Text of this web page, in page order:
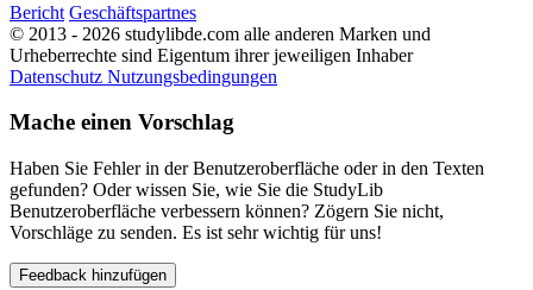
Bericht Geschäftspartnes
© 2013 - 2026 studylibde.com alle anderen Marken und
Urheberrechte sind Eigentum ihrer jeweiligen Inhaber
Datenschutz Nutzungsbedingungen
Mache einen Vorschlag
Haben Sie Fehler in der Benutzeroberfläche oder in den Texten
gefunden? Oder wissen Sie, wie Sie die StudyLib
Benutzeroberfläche verbessern können? Zögern Sie nicht,
Vorschläge zu senden. Es ist sehr wichtig für uns!
Feedback hinzufügen